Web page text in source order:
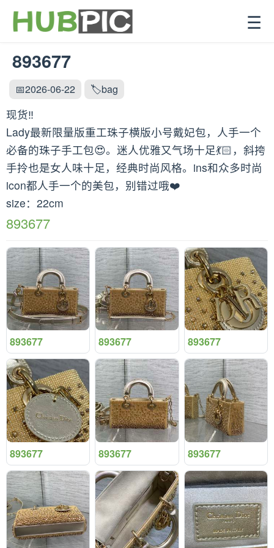
☰
893677
📅2026-06-22 🏷️bag
现货‼️
Lady最新限量版重工珠子横版小号戴妃包，人手一个
必备的珠子手工包😍。迷人优雅又气场十足💃🏻，斜挎
手拎也是女人味十足，经典时尚风格。ins和众多时尚
icon都人手一个的美包，别错过哦❤️
size：22cm
893677
893677 893677 893677
893677 893677 893677